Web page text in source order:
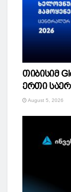
თიბისიმ
ერთი
August 5, 2026